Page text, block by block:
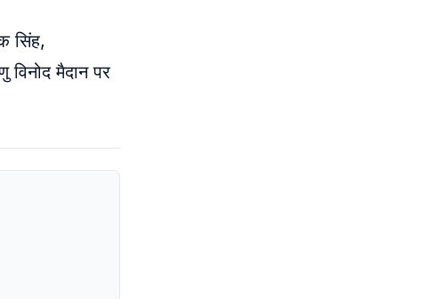
सिंह,
मैदान पर